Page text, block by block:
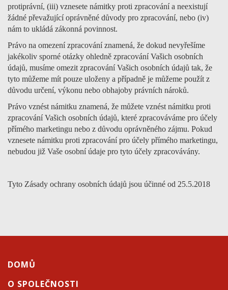
protiprávní, (iii) vznesete námitky proti zpracování a neexistují
žádné převažující oprávněné důvody pro zpracování, nebo (iv)
nám to ukládá zákonná povinnost.
Právo na omezení zpracování znamená, že dokud nevyřešíme
jakékoliv sporné otázky ohledně zpracování Vašich osobních
údajů, musíme omezit zpracování Vašich osobních údajů tak, že
tyto můžeme mít pouze uloženy a případně je můžeme použít z
důvodu určení, výkonu nebo obhajoby právních nároků.
Právo vznést námitku znamená, že můžete vznést námitku proti
zpracování Vašich osobních údajů, které zpracováváme pro účely
přímého marketingu nebo z důvodu oprávněného zájmu. Pokud
vznesete námitku proti zpracování pro účely přímého marketingu,
nebudou již Vaše osobní údaje pro tyto účely zpracovávány.
Tyto Zásady ochrany osobních údajů jsou účinné od 25.5.2018
DOMŮ
O SPOLEČNOSTI